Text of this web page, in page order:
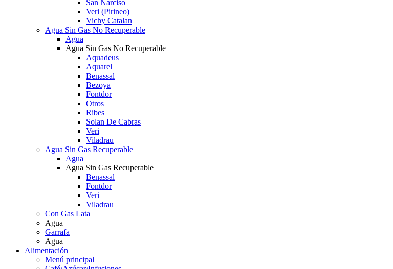
San Narciso
Veri (Pirineo)
Vichy Catalan
Agua Sin Gas No Recuperable
Agua
Agua Sin Gas No Recuperable
Aquadeus
Aquarel
Benassal
Bezoya
Fontdor
Otros
Ribes
Solan De Cabras
Veri
Viladrau
Agua Sin Gas Recuperable
Agua
Agua Sin Gas Recuperable
Benassal
Fontdor
Veri
Viladrau
Con Gas Lata
Agua
Garrafa
Agua
Alimentación
Menú principal